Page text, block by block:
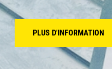
PLUS D'INFORMATION